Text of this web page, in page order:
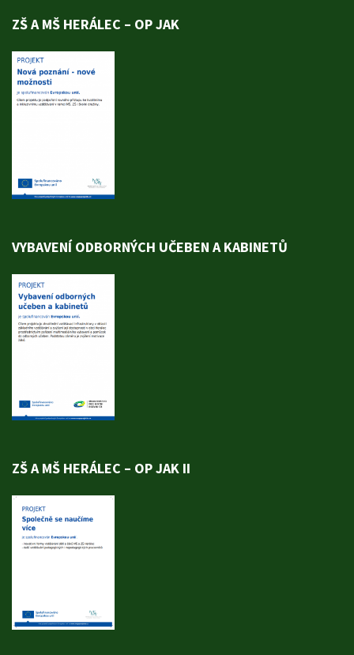
ZŠ A MŠ HERÁLEC – OP JAK
VYBAVENÍ ODBORNÝCH UČEBEN A KABINETŮ
ZŠ A MŠ HERÁLEC – OP JAK II